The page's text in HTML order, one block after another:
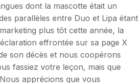
dont la mascotte était un
parallèles entre Duo et Lipa étant
plus tôt cette année, la
effrontée sur sa page X
son décès et nous coopérons
fassiez votre leçon, mais que
apprécions que vous